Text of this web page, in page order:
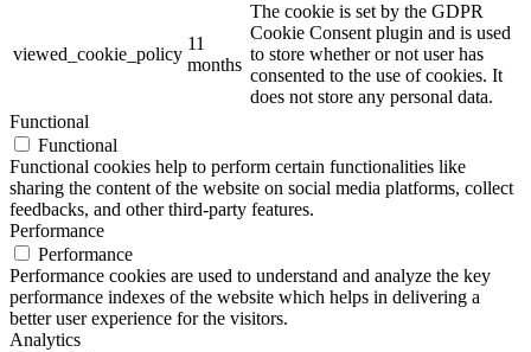
5 Litri - 20,5x29,5
50 Litri(0)
(0)
(0)
50x75
550ml
55x65(0)
55x70(0)
5x155(0)
60 cm(0)
60 gr(0)
60x11(0)
viewed_cookie_policy
11
months
The cookie is set by the GDPR
Cookie Consent plugin and is used
to store whether or not user has
consented to the use of cookies. It
does not store any personal data.
Functional
Functional
Functional cookies help to perform certain functionalities like
sharing the content of the website on social media platforms, collect
feedbacks, and other third-party features.
Performance
Performance
Performance cookies are used to understand and analyze the key
performance indexes of the website which helps in delivering a
better user experience for the visitors.
Analytics